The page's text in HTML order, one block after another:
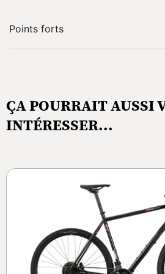
Points forts
ÇA POURRAIT AUSSI
INTÉRESSER...